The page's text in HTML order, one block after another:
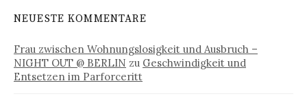
NEUESTE KOMMENTARE
Frau zwischen Wohnungslosigkeit und Ausbruch –
NIGHT OUT @ BERLIN zu Geschwindigkeit und
Entsetzen im Parforceritt